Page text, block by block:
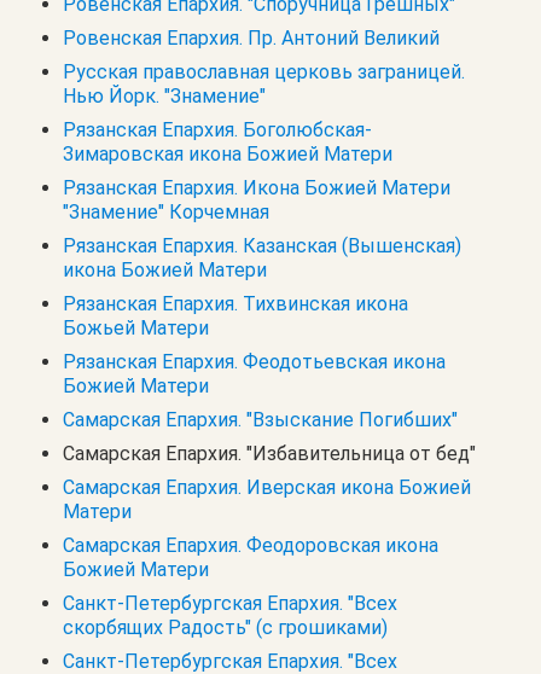
Ровенская Епархия. Пр. Антоний Великий
Русская православная церковь заграницей.
Нью Йорк. "Знамение"
Рязанская Епархия. Боголюбская-
Зимаровская икона Божией Матери
Рязанская Епархия. Икона Божией Матери
"Знамение" Корчемная
Рязанская Епархия. Казанская (Вышенская)
икона Божией Матери
Рязанская Епархия. Тихвинская икона
Божьей Матери
Рязанская Епархия. Феодотьевская икона
Божией Матери
Самарская Епархия. "Взыскание Погибших"
Самарская Епархия. "Избавительница от бед"
Самарская Епархия. Иверская икона Божией
Матери
Самарская Епархия. Феодоровская икона
Божией Матери
Санкт-Петербургская Епархия. "Всех
скорбящих Радость" (с грошиками)
Санкт-Петербургская Епархия. "Всех